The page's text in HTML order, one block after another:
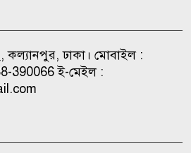
চাকরি পেলেন জুলাই শহিদ ও আহত
পরিবারের ১০ সদস্য
কল্যানপুর, ঢাকা। মোবাইল :
390066 ই-মেইল :